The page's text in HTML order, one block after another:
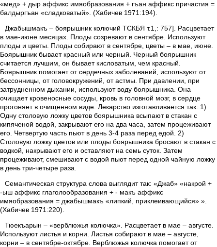
«мед» + дыр аффикс имяобразования + гъан аффикс причастия =
балдыргъан «сладковатый». (Хабичев 1971:194).
Джабышмакъ – боярышник колючий ТСКБЯ т.1,: 757]. Расцветает
в мае-июне месяцах. Плоды созревают в сентябре. Используют
плоды и цветы. Плоды собирают в сентябре, цветы – в мае, июне.
Боярышник бывает красный или черный. Черный боярышник
считается лучшим, он бывает кисловатым, чем красный.
Боярышник помогает от сердечных заболеваний, используют от
бессонницы, от головокружений, от астмы. При давлении, при
затрудненном дыхании, используют воду боярышника. Она
очищает кровеносные сосуды, кровь в головной мозг, в сердце
прогоняет в очищенном виде. Лекарство изготавливается так: 1)
Одну столовую ложку цветов боярышника всыпают в стакан с
кипяченой водой, закрывают его на два часа, затем процеживают
его. Четвертую часть пьют в день 3-4 раза перед едой. 2)
Столовую ложку цветов или плоды боярышника бросают в стакан с
водкой, накрывают его и оставляют на семь суток. Затем
процеживают, смешивают с водой пьют перед одной чайную ложку
в день три-четыре раза.
Семантическая структура слова выглядит так: «Джаб» «накрой +
-ыш аффикс глаголообразования + - макъ аффикс
имяобразования = джабышмакъ «липкий, приклеивающийся» ».
(Хабичев 1971:220).
Тюекъарын – «верблюжья колючка». Расцветает в мае – августе.
Используют листья и корни. Листья собирают в мае – августе,
корни – в сентябре-октябре. Верблюжья колючка помогает от